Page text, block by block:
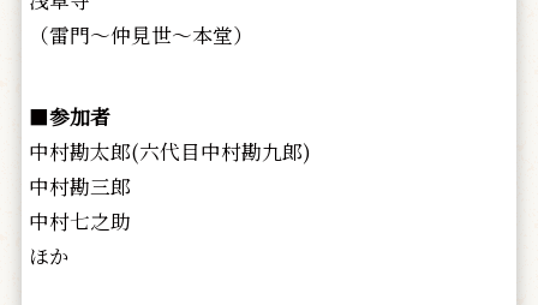
（雷門～仲見世～本堂）
■参加者
中村勘太郎(六代目中村勘九郎)
中村勘三郎
中村七之助
ほか